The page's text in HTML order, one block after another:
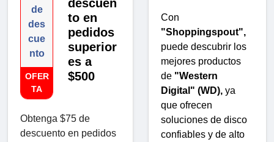
de
des
cue
nto
OFER
TA
descuen
to en
pedidos
superior
es a
$500
Obtenga $75 de
descuento en pedidos
Con
"Shoppingspout",
puede descubrir los
mejores productos
de "Western
Digital" (WD), ya
que ofrecen
soluciones de disco
confiables y de alto